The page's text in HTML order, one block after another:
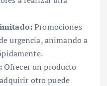
Promociones
urgencia, animando a
Ofrecer un producto
otro puede